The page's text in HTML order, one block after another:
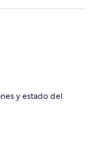
y estado del